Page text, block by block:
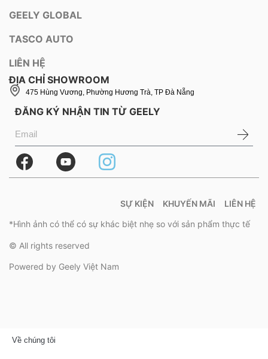
GEELY GLOBAL
TASCO AUTO
LIÊN HỆ
ĐỊA CHỈ SHOWROOM
475 Hùng Vương, Phường Hương Trà, TP Đà Nẵng
ĐĂNG KÝ NHẬN TIN TỪ GEELY
© All rights reserved
Powered by Geely Việt Nam
*Hình ảnh có thể có sự khác biệt nhẹ so với sản phẩm thực tế
SỰ KIỆN KHUYẾN MÃI LIÊN HỆ
Về chúng tôi